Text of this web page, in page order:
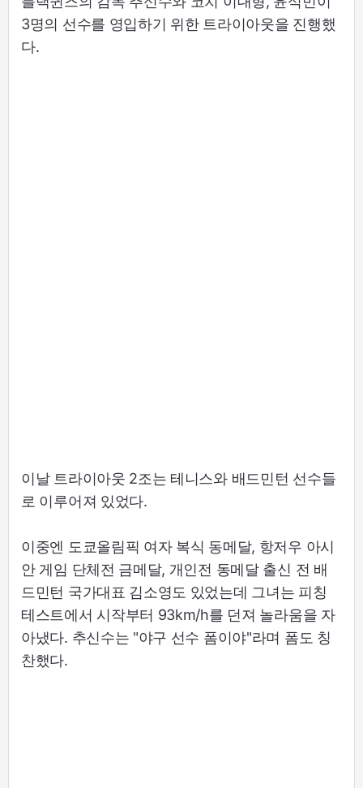
3명의 선수를 영입하기 위한 트라이아웃을 진행했
다.
이날 트라이아웃 2조는 테니스와 배드민턴 선수들
로 이루어져 있었다.
이중엔 도쿄올림픽 여자 복식 동메달, 항저우 아시
안 게임 단체전 금메달, 개인전 동메달 출신 전 배
드민턴 국가대표 김소영도 있었는데 그녀는 피칭
테스트에서 시작부터 93km/h를 던져 놀라움을 자
아냈다. 추신수는 "야구 선수 폼이야"라며 폼도 칭
찬했다.